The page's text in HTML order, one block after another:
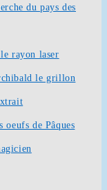
du pays des
rayon laser
le grillon
oeufs de Pâques